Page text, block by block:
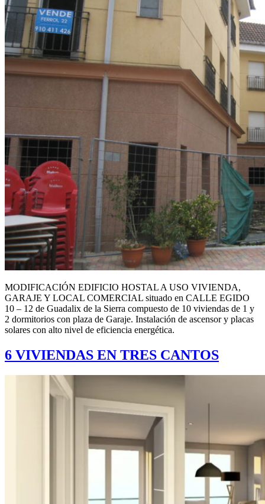
MODIFICACIÓN EDIFICIO HOSTAL A USO VIVIENDA,
GARAJE Y LOCAL COMERCIAL situado en CALLE EGIDO
10 – 12 de Guadalix de la Sierra compuesto de 10 viviendas de 1 y
2 dormitorios con plaza de Garaje. Instalación de ascensor y placas
solares con alto nivel de eficiencia energética.
6 VIVIENDAS EN TRES CANTOS